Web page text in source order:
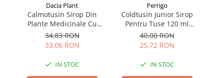
Dacia Plant
Calmotusin Sirop Din
Plante Medicinale Cu
Miere De Salcâm 100 ml
34,83 RON
33,06 RON
IN STOC
Perrigo
Coldtusin Junior Sirop
Pentru Tuse 120 ml
Perrigo
40,00 RON
25,72 RON
IN STOC